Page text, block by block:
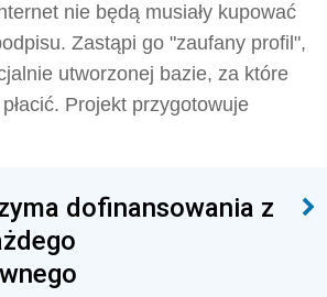
nie będą musiały kupować
Zastąpi go "zaufany profil",
utworzonej bazie, za które
Projekt przygotowuje
dofinansowania z